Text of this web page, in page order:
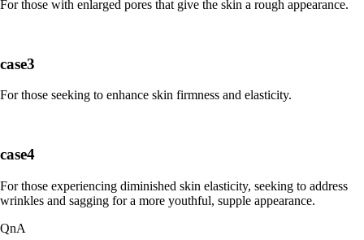
For those with enlarged pores that give the skin a rough appearance.
case3
For those seeking to enhance skin firmness and elasticity.
case4
For those experiencing diminished skin elasticity, seeking to address
wrinkles and sagging for a more youthful, supple appearance.
QnA